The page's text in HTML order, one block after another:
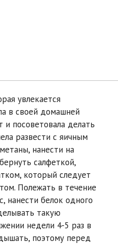
увлекается
в своей домашней
посоветовала делать
развести с яичным
нанести на
салфеткой,
который следует
Полежать в течение
нанести белок одного
такую
недели 4-5 раз в
поэтому перед